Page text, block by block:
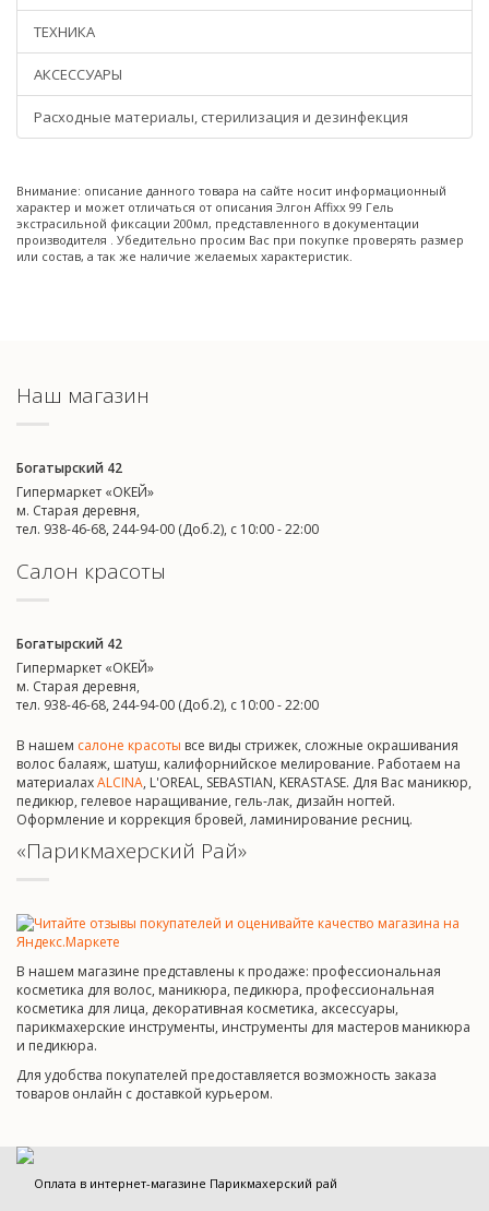
ТЕХНИКА
АКСЕССУАРЫ
Расходные материалы, стерилизация и дезинфекция
Внимание: описание данного товара на сайте носит информационный
характер и может отличаться от описания Элгон Affixx 99 Гель
экстрасильной фиксации 200мл, представленного в документации
производителя . Убедительно просим Вас при покупке проверять размер
или состав, а так же наличие желаемых характеристик.
Наш магазин
Богатырский 42
Гипермаркет «ОКЕЙ»
м. Старая деревня,
тел. 938-46-68, 244-94-00 (Доб.2), c 10:00 - 22:00
Салон красоты
Богатырский 42
Гипермаркет «ОКЕЙ»
м. Старая деревня,
тел. 938-46-68, 244-94-00 (Доб.2), c 10:00 - 22:00
В нашем салоне красоты все виды стрижек, сложные окрашивания
волос балаяж, шатуш, калифорнийское мелирование. Работаем на
материалахALCINA, L'OREAL, SEBASTIAN, KERASTASE. Для Вас маникюр,
педикюр, гелевое наращивание, гель-лак, дизайн ногтей.
Оформление и коррекция бровей, ламинирование ресниц.
«Парикмахерский Рай»
В нашем магазине представлены к продаже: профессиональная
косметика для волос, маникюра, педикюра, профессиональная
косметика для лица, декоративная косметика, аксессуары,
парикмахерские инструменты, инструменты для мастеров маникюра
и педикюра.
Для удобства покупателей предоставляется возможность заказа
товаров онлайн с доставкой курьером.